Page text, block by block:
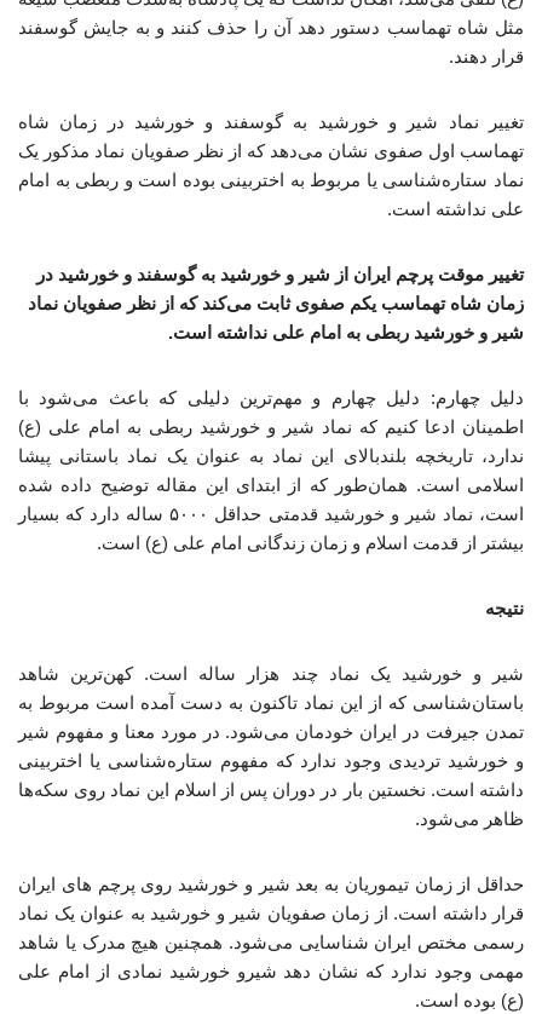
مثل شاه تهماسب دستور دهد آن را حذف کنند و به جایش گوسفند
قرار دهند.
تغییر نماد شیر و خورشید به گوسفند و خورشید در زمان شاه
تهماسب اول صفوی نشان می‌دهد که از نظر صفویان نماد مذکور یک
نماد ستاره‌شناسی یا مربوط به اختربینی بوده است و ربطی به امام
علی نداشته است.
تغییر موقت پرچم ایران از شیر و خورشید به گوسفند و خورشید در
زمان شاه تهماسب یکم صفوی ثابت می‌کند که از نظر صفویان نماد
شیر و خورشید ربطی به امام علی نداشته است.
دلیل چهارم: دلیل چهارم و مهم‌ترین دلیلی که باعث می‌شود با
اطمینان ادعا کنیم که نماد شیر و خورشید ربطی به امام علی (ع)
ندارد، تاریخچه بلندبالای این نماد به عنوان یک نماد باستانی پیشا
اسلامی است. همان‌طور که از ابتدای این مقاله توضیح داده شده
است، نماد شیر و خورشید قدمتی حداقل ۵۰۰۰ ساله دارد که بسیار
بیشتر از قدمت اسلام و زمان زندگانی امام علی (ع) است.
نتیجه
شیر و خورشید یک نماد چند هزار ساله است. کهن‌ترین شاهد
باستان‌شناسی که از این نماد تاکنون به دست آمده است مربوط به
تمدن جیرفت در ایران خودمان می‌شود. در مورد معنا و مفهوم شیر
و خورشید تردیدی وجود ندارد که مفهوم ستاره‌شناسی یا اختربینی
داشته است. نخستین بار در دوران پس از اسلام این نماد روی سکه‌ها
ظاهر می‌شود.
حداقل از زمان تیموریان به بعد شیر و خورشید روی پرچم های ایران
قرار داشته است. از زمان صفویان شیر و خورشید به عنوان یک نماد
رسمی مختص ایران شناسایی می‌شود. همچنین هیچ مدرک یا شاهد
مهمی وجود ندارد که نشان دهد شیرو خورشید نمادی از امام علی
(ع) بوده است.